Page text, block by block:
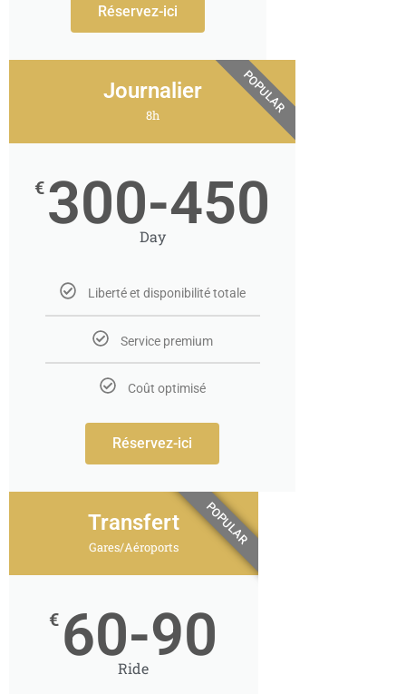
Réservez-ici
Journalier
8h
€ 300-450
Day
Liberté et disponibilité totale
Service premium
Coût optimisé
Réservez-ici
POPULAR
Transfert
Gares/Aéroports
€ 60-90
Ride
POPULAR